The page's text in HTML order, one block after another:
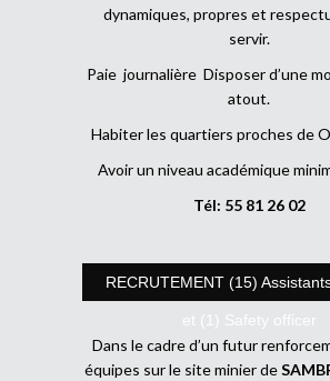
dynamiques, propres et
servir.
Paie journalière Disposer d’une
atout.
Habiter les quartiers proches de
Avoir un niveau académique
Tél: 55 81 26 02
RECRUTEMENT (15)
et (1) Safety officer
Dans le cadre d’un futur
équipes sur le site minier de